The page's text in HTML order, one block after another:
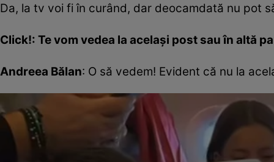
Da, la tv voi fi în curând, dar deocamdată nu pot
Click!: Te vom vedea la același post sau în altă
Andreea Bălan: O să vedem! Evident că nu la